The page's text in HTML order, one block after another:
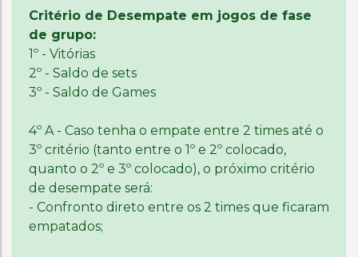
Critério de Desempate em jogos de fase
de grupo:
1º - Vitórias
2º - Saldo de sets
3º - Saldo de Games
4º A - Caso tenha o empate entre 2 times até o
3º critério (tanto entre o 1º e 2º colocado,
quanto o 2º e 3º colocado), o próximo critério
de desempate será:
- Confronto direto entre os 2 times que ficaram
empatados;